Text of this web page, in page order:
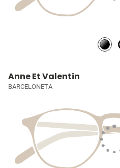
Anne Et Valentin
BARCELONETA